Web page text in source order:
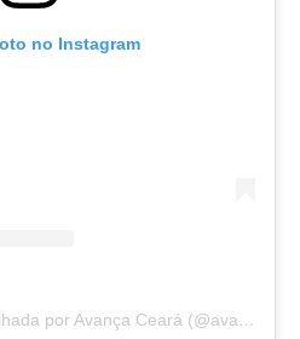
no Instagram
Uma publicação compartilhada por Avança Ceará (@avancaceara)